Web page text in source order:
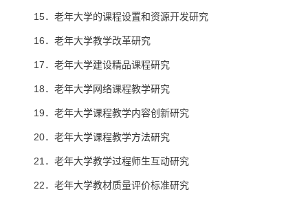
15．老年大学的课程设置和资源开发研究
16．老年大学教学改革研究
17．老年大学建设精品课程研究
18．老年大学网络课程教学研究
19．老年大学课程教学内容创新研究
20．老年大学课程教学方法研究
21．老年大学教学过程师生互动研究
22．老年大学教材质量评价标准研究